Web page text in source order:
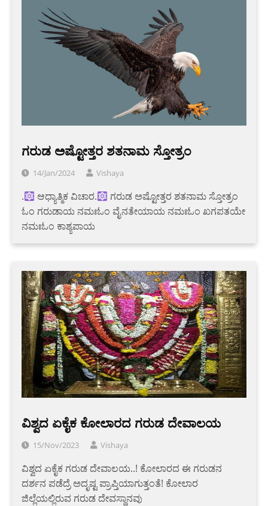
ಗರುಡ ಅಷ್ಟೋತ್ತರ ಶತನಾಮ ಸ್ತೋತ್ರಂ
14/Jan/2024 Vishaya
. ಆಧ್ಯಾತ್ಮಿಕ ವಿಚಾರ.
ಗರುಡ ಅಷ್ಟೋತ್ತರ ಶತನಾಮ ಸ್ತೋತ್ರಂ
ಓಂ ಗರುಡಾಯ ನಮಃಓಂ ವೈನತೇಯಾಯ ನಮಃಓಂ ಖಗಪತಯೇ
ನಮಃಓಂ ಕಾಶ್ಯಪಾಯ
ವಿಶ್ವದ ಏಕೈಕ ಕೋಲಾರದ ಗರುಡ ದೇವಾಲಯ
15/Nov/2023 Vishaya
ವಿಶ್ವದ ಏಕೈಕ ಗರುಡ ದೇವಾಲಯ..! ಕೋಲಾರದ ಈ ಗರುಡನ
ದರ್ಶನ ಪಡೆದ್ರೆ ಅದೃಷ್ಟ ಪ್ರಾಪ್ತಿಯಾಗುತ್ತಂತೆ! ಕೋಲಾರ
ಜಿಲ್ಲೆಯಲ್ಲಿರುವ ಗರುಡ ದೇವಸ್ಥಾನವು